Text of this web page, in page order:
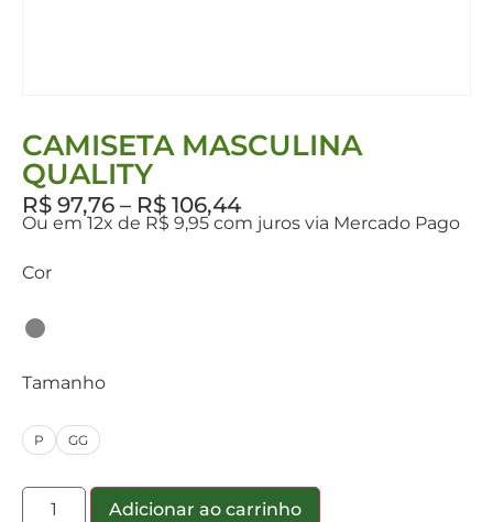
CAMISETA MASCULINA
QUALITY
R$ 97,76 – R$ 106,44
Ou em 12x de R$ 9,95 com juros via Mercado Pago
Cor
Tamanho
P GG
Adicionar ao carrinho